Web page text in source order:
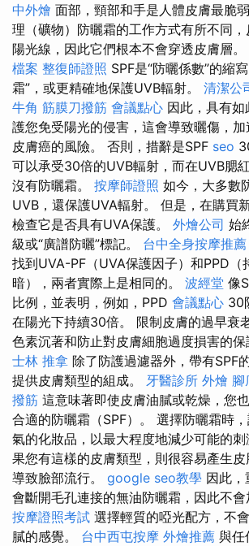
中外燴 面部，頸部和手是人體皮膚最脆
理（礦物）防曬霜的工作方式有所不同
陽光線，因此它們根本不會穿透皮膚層。
檔案 整復師證照 SPF是“防曬係數”的縮
霜”，或更精確地保護UVB輻射。 清潔公
牛角 筋膜刀撥筋 會議點心 因此，具有
護您免受陽光的侵害，這會導致曬傷，
皮膚癌的風險。 否則，措辭是SPF seo
可以承受30倍的UVB輻射，而在UVB腮
沒有防曬霜。 按摩師證照 如今，大多數
UVB，還保護UVA輻射。 但是，在購買
檢查它是否具有UVA保護。 外燴公司 始
級或“廣譜防曬”標記。 台中全身按摩推薦
找到UVA-PF（UVA保護因子）和PPD（
暗），兩者實際上是相同的。 波經堂 像
比例，並表明，例如，PPD 會議點心 30
在陽光下持續30倍。 限制皮膚的過早衰
色素沉著和防止對皮膚細胞過度損害的保
士林 推拿 除了防護過濾器外，帶有SPF
提供皮膚類型的組成。 牙醫診所 外燴 腳
撥筋 這意味著即使皮膚油膩或乾燥，您
合適的防曬霜（SPF）。 選擇防曬霜時
氣的化妝品，以最大程度地減少可能的刺
果您有這樣的皮膚類型，則很容易產生
導致臉部流行。 google seo教學 因此，
會斷開毛孔連接的無油防曬霜，因此不會
按摩證照考試 選擇輕質的啞光配方，不
膩的感覺。 台中西屯按摩 外燴推薦 與任